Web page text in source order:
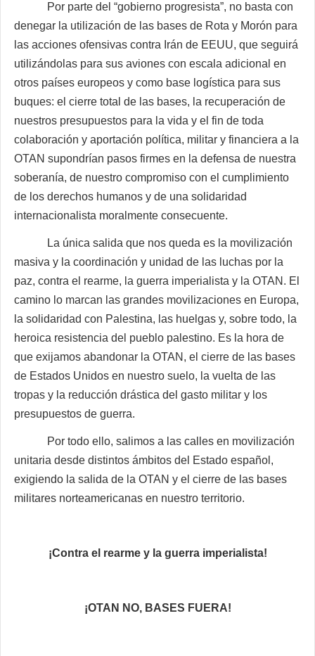
Por parte del “gobierno progresista”, no basta con
denegar la utilización de las bases de Rota y Morón para
las acciones ofensivas contra Irán de EEUU, que seguirá
utilizándolas para sus aviones con escala adicional en
otros países europeos y como base logística para sus
buques: el cierre total de las bases, la recuperación de
nuestros presupuestos para la vida y el fin de toda
colaboración y aportación política, militar y financiera a la
OTAN supondrían pasos firmes en la defensa de nuestra
soberanía, de nuestro compromiso con el cumplimiento
de los derechos humanos y de una solidaridad
internacionalista moralmente consecuente.
La única salida que nos queda es la movilización
masiva y la coordinación y unidad de las luchas por la
paz, contra el rearme, la guerra imperialista y la OTAN. El
camino lo marcan las grandes movilizaciones en Europa,
la solidaridad con Palestina, las huelgas y, sobre todo, la
heroica resistencia del pueblo palestino. Es la hora de
que exijamos abandonar la OTAN, el cierre de las bases
de Estados Unidos en nuestro suelo, la vuelta de las
tropas y la reducción drástica del gasto militar y los
presupuestos de guerra.
Por todo ello, salimos a las calles en movilización
unitaria desde distintos ámbitos del Estado español,
exigiendo la salida de la OTAN y el cierre de las bases
militares norteamericanas en nuestro territorio.
¡Contra el rearme y la guerra imperialista!
¡OTAN NO, BASES FUERA!